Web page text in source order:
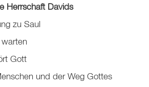
Herrschaft Davids
zu Saul
Gott
und der Weg Gottes